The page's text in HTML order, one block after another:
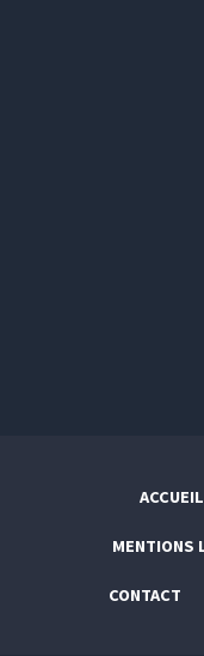
ACCUEIL
MENTIONS
CONTACT